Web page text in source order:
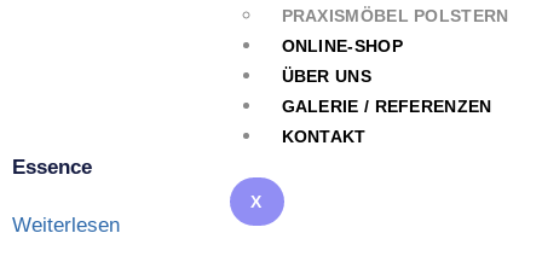
PRAXISMÖBEL POLSTERN
ONLINE-SHOP
ÜBER UNS
GALERIE / REFERENZEN
KONTAKT
X
Essence
Weiterlesen